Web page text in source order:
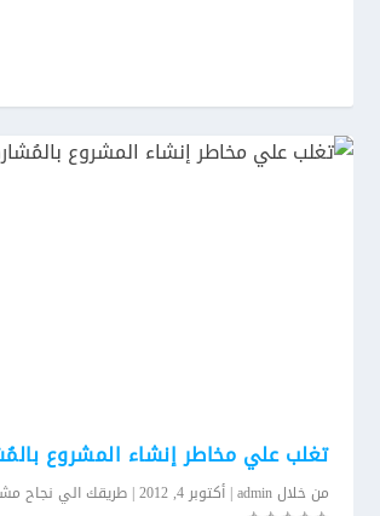
تغلب علي مخاطر إنشاء المشروع
من خلالadmin
|أكتوبر 4, 2012 |طريقك الي نجاح